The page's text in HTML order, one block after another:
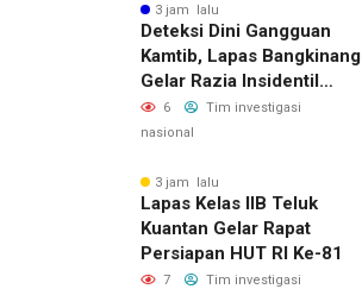
3 jam lalu
Deteksi Dini Gangguan
Kamtib, Lapas Bangkinang
Gelar Razia Insidentil
Menuju Zero Halinar
6
Tim investigasi
nasional
3 jam lalu
Lapas Kelas IIB Teluk
Kuantan Gelar Rapat
Persiapan HUT RI Ke-81
7
Tim investigasi